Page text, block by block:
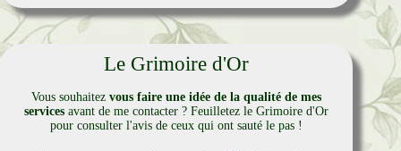
Le Grimoire d'Or
Vous souhaitezvous faire une idée de la qualité de mes
services avant de me contacter ? Feuilletez le Grimoire d'Or
pour consulter l'avis de ceux qui ont sauté le pas !